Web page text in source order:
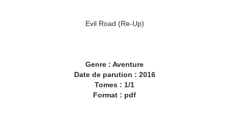
Evil Road (Re-Up)
Genre : Aventure
Date de parution : 2016
Tomes : 1/1
Format : pdf